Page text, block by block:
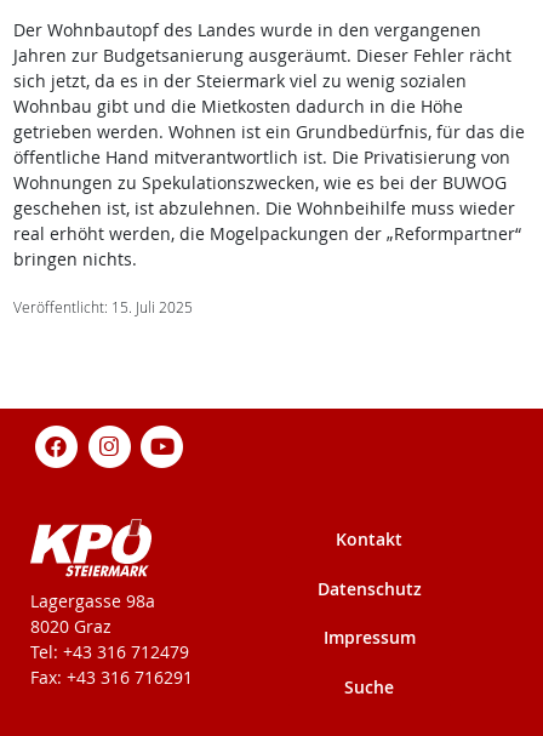
Der Wohnbautopf des Landes wurde in den vergangenen
Jahren zur Budgetsanierung ausgeräumt. Dieser Fehler rächt
sich jetzt, da es in der Steiermark viel zu wenig sozialen
Wohnbau gibt und die Mietkosten dadurch in die Höhe
getrieben werden. Wohnen ist ein Grundbedürfnis, für das die
öffentliche Hand mitverantwortlich ist. Die Privatisierung von
Wohnungen zu Spekulationszwecken, wie es bei der BUWOG
geschehen ist, ist abzulehnen. Die Wohnbeihilfe muss wieder
real erhöht werden, die Mogelpackungen der „Reformpartner“
bringen nichts.
Veröffentlicht: 15. Juli 2025
KPÖ-Steiermark
Lagergasse 98a
8020 Graz
Tel: +43 316 712479
Fax: +43 316 716291
Kontakt
Datenschutz
Impressum
Suche